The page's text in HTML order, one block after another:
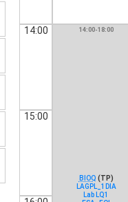
14:00 14:00-18:00
BIOQ (TP)
LAGPL_1DIA
Lab LQ1
15:00